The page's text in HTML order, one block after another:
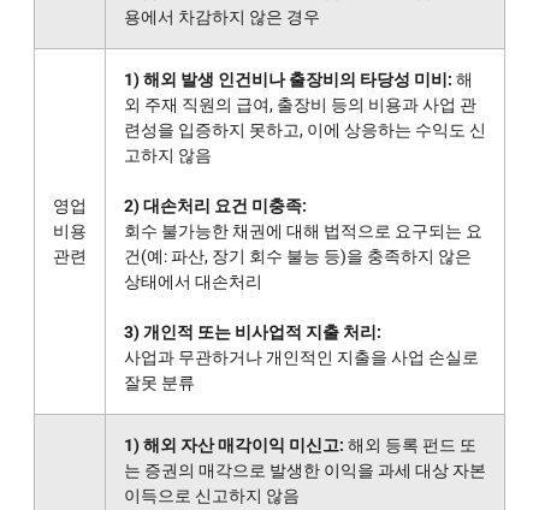
용에서 차감하지 않은 경우
영업
비용
관련
1) 해외 발생 인건비나 출장비의 타당성 미비: 해
외 주재 직원의 급여, 출장비 등의 비용과 사업 관
련성을 입증하지 못하고, 이에 상응하는 수익도 신
고하지 않음
2) 대손처리 요건 미충족:
회수 불가능한 채권에 대해 법적으로 요구되는 요
건(예: 파산, 장기 회수 불능 등)을 충족하지 않은
상태에서 대손처리
3) 개인적 또는 비사업적 지출 처리:
사업과 무관하거나 개인적인 지출을 사업 손실로
잘못 분류
1) 해외 자산 매각이익 미신고: 해외 등록 펀드 또
는 증권의 매각으로 발생한 이익을 과세 대상 자본
이득으로 신고하지 않음